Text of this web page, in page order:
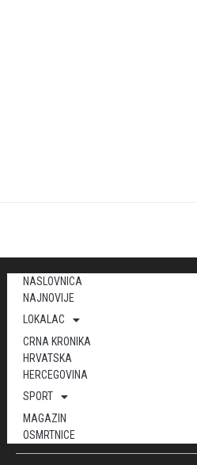
NASLOVNICA
NAJNOVIJE
LOKALAC
CRNA KRONIKA
HRVATSKA
HERCEGOVINA
SPORT
MAGAZIN
OSMRTNICE